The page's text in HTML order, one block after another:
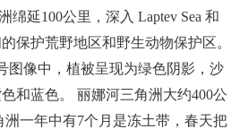
绵延100公里，深入 Laptev Sea 和
保护荒野地区和野生动物保护区。
图像中，植被呈现为绿色阴影，沙
和蓝色。 丽娜河三角洲大约400公
一年中有7个月是冻土带，春天把